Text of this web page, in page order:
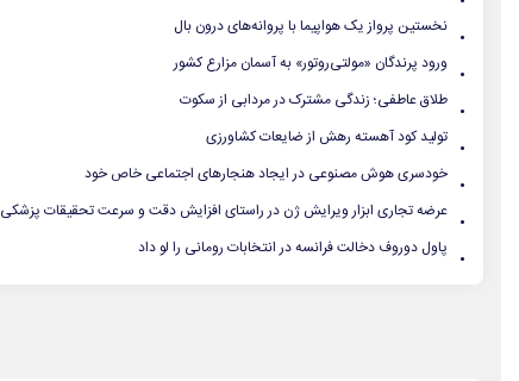
. نخستین پرواز یک هواپیما با پروانه‌های درون بال
. ورود پرندگان «مولتی‌روتور» به آسمان مزارع کشور
. طلاق عاطفی؛ زندگی مشترک در مردابی از سکوت
. تولید کود آهسته رهش از ضایعات‌ کشاورزی
. خودسری هوش مصنوعی در ایجاد هنجارهای اجتماعی خاص خود
. عرضه تجاری ابزار ویرایش ژن در راستای افزایش دقت و سرعت تحقیقات پزشکی
. پاول دوروف دخالت فرانسه در انتخابات رومانی را لو داد